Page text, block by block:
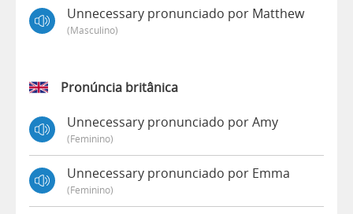
Unnecessary pronunciado por Matthew
(masculino)
Pronúncia britânica
Unnecessary pronunciado por Amy
(feminino)
Unnecessary pronunciado por Emma
(feminino)